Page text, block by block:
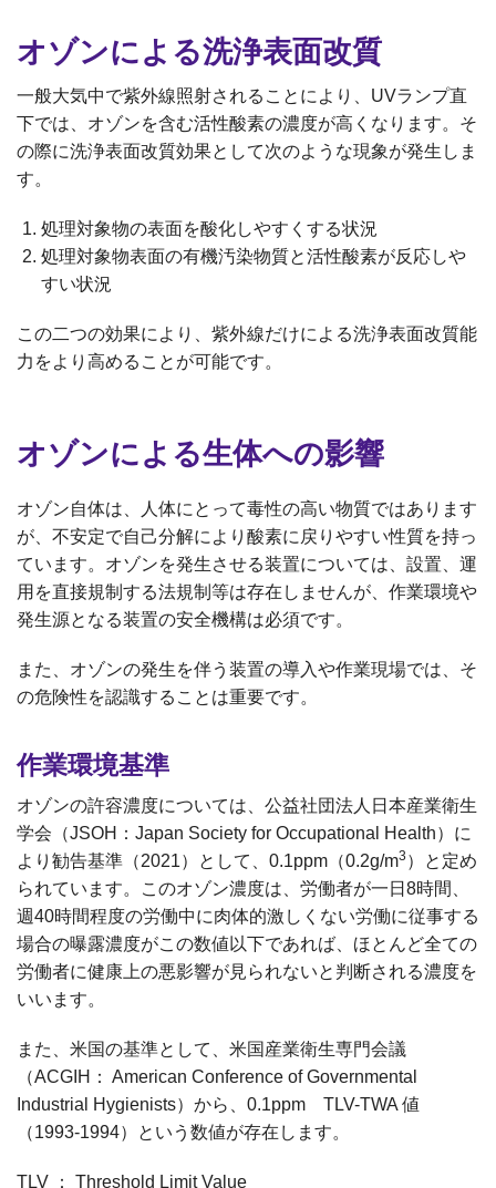
オゾンによる洗浄表面改質
一般大気中で紫外線照射されることにより、UVランプ直
下では、オゾンを含む活性酸素の濃度が高くなります。そ
の際に洗浄表面改質効果として次のような現象が発生しま
す。
処理対象物の表面を酸化しやすくする状況
処理対象物表面の有機汚染物質と活性酸素が反応しや
すい状況
この二つの効果により、紫外線だけによる洗浄表面改質能
力をより高めることが可能です。
オゾンによる生体への影響
オゾン自体は、人体にとって毒性の高い物質ではあります
が、不安定で自己分解により酸素に戻りやすい性質を持っ
ています。オゾンを発生させる装置については、設置、運
用を直接規制する法規制等は存在しませんが、作業環境や
発生源となる装置の安全機構は必須です。
また、オゾンの発生を伴う装置の導入や作業現場では、そ
の危険性を認識することは重要です。
作業環境基準
オゾンの許容濃度については、公益社団法人日本産業衛生
学会（JSOH：Japan Society for Occupational Health）に
より勧告基準（2021）として、0.1ppm（0.2g/m3 ）と定め
られています。このオゾン濃度は、労働者が一日8時間、
週40時間程度の労働中に肉体的激しくない労働に従事する
場合の曝露濃度がこの数値以下であれば、ほとんど全ての
労働者に健康上の悪影響が見られないと判断される濃度を
いいます。
また、米国の基準として、米国産業衛生専門会議
（ACGIH： American Conference of Governmental
Industrial Hygienists）から、0.1ppm TLV-TWA 値
（1993-1994）という数値が存在します。
TLV ： Threshold Limit Value